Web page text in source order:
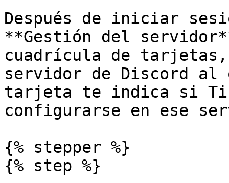
Después de iniciar
**Gestión del
cuadrícula de
servidor de Discord al
tarjeta te indica si
configurarse en ese
{% stepper %}
{% step %}